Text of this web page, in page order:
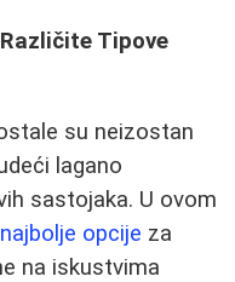
Tipove
su neizostan
lagano
sastojaka. U ovom
najbolje opcije za
na iskustvima